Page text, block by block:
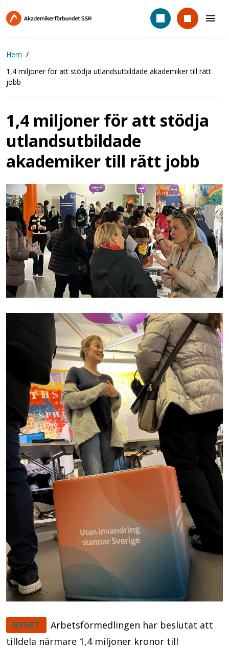
till
Hem
1,4 miljoner för att stödja utlandsutbildade akademiker till rätt
jobb
1,4 miljoner för att stödja
utlandsutbildade
akademiker till rätt jobb
NYHET
Arbetsförmedlingen har beslutat att
tilldela närmare 1,4 miljoner kronor till